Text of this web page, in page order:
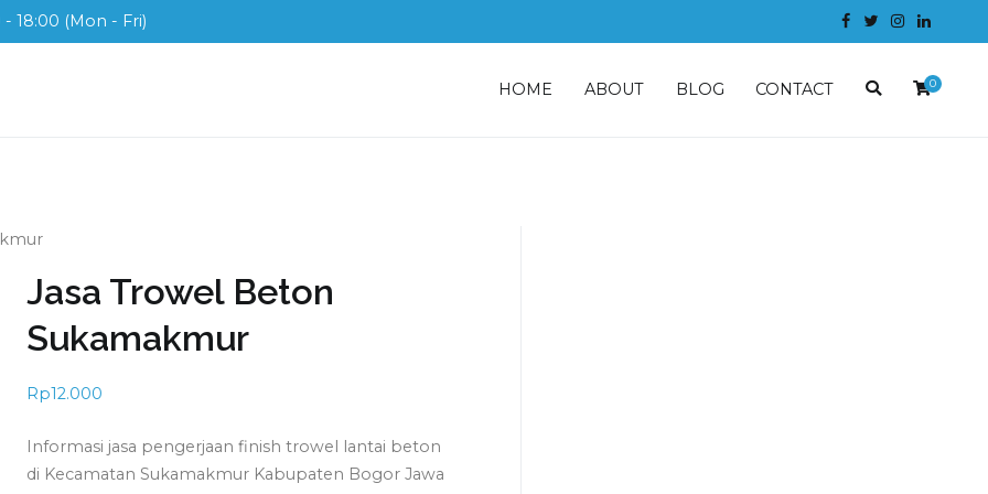
- 18:00 (Mon - Fri)
HOME ABOUT BLOG CONTACT 0
Jasa Trowel Beton
Sukamakmur
Rp12.000
Informasi jasa pengerjaan finish trowel lantai beton
di Kecamatan Sukamakmur Kabupaten Bogor Jawa